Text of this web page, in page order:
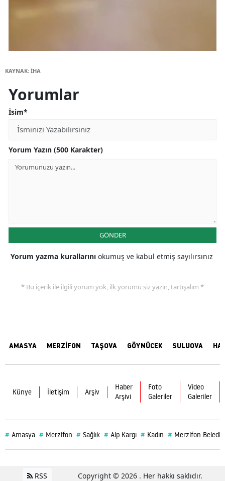
KAYNAK: İHA
Yorumlar
İsim*
Yorum Yazın (500 Karakter)
GÖNDER
Yorum yazma kurallarını okumuş ve kabul etmiş sayılırsınız
* Bu içerik ile ilgili yorum yok, ilk yorumu siz yazın, tartışalım *
AMASYA MERZİFON TAŞOVA GÖYNÜCEK SULUOVA
Künye İletişim Arşiv
Haber
Arşivi
Foto
Galeriler
Video
Galeriler
# Amasya # Merzifon # Sağlık # Alp Kargı # Kadın # Merzifon
RSS Copyright © 2026 . Her hakkı saklıdır.